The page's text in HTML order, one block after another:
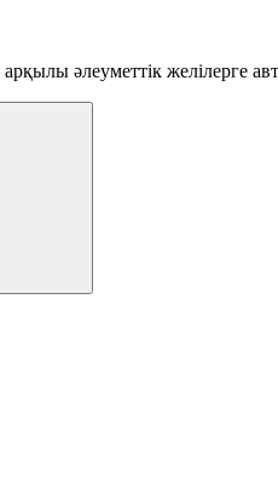
әлеуметтік желілерге